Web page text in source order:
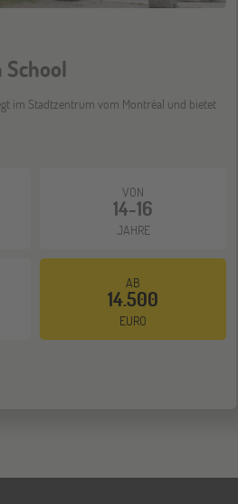
Infoabend (Europa)
Infoabend (Ozeanien &
im Stadtzentrum vom Montrèal und bietet
VON
14-16
JAHRE
AB
14.500
EURO